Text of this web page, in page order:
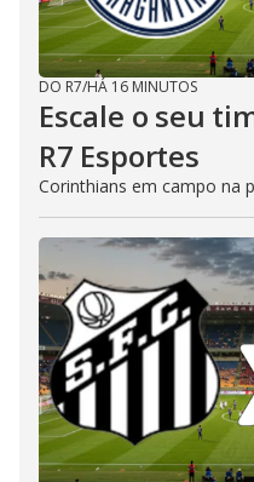
DO R7/HÁ 16 MINUTOS
Escale o seu
R7 Esportes
Corinthians em campo na